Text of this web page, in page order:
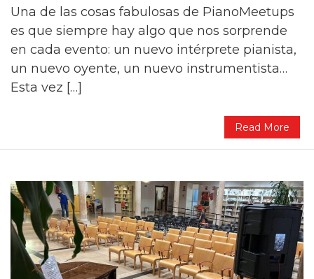
Una de las cosas fabulosas de PianoMeetups
es que siempre hay algo que nos sorprende
en cada evento: un nuevo intérprete pianista,
un nuevo oyente, un nuevo instrumentista…
Esta vez […]
Read More